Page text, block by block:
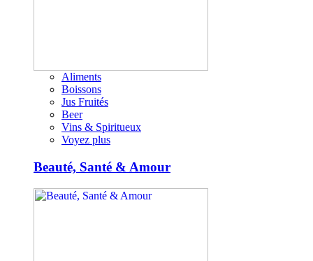
Aliments
Boissons
Jus Fruités
Beer
Vins & Spiritueux
Voyez plus
Beauté, Santé & Amour